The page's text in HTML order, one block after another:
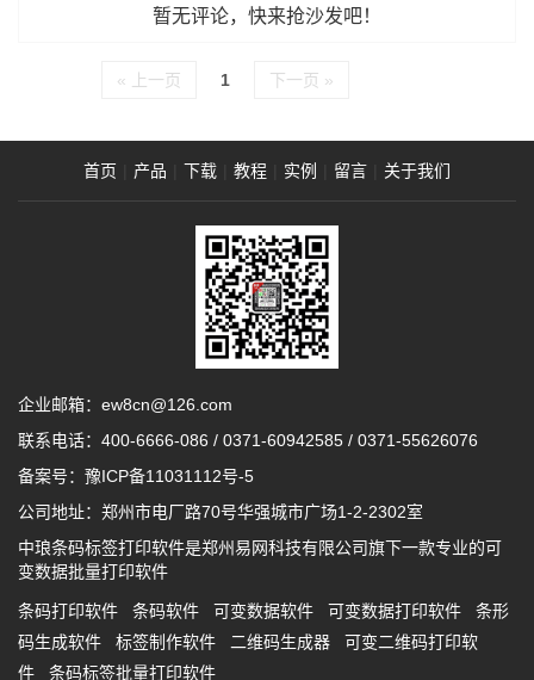
暂无评论，快来抢沙发吧！
« 上一页 1 下一页 »
首页 产品 下载 教程 实例 留言 关于我们
企业邮箱：ew8cn@126.com
联系电话： 400-6666-086 / 0371-60942585 / 0371-55626076
备案号： 豫ICP备11031112号-5
公司地址：郑州市电厂路70号华强城市广场1-2-2302室
中琅条码标签打印软件是郑州易网科技有限公司旗下一款专业的可
变数据批量打印软件
条码打印软件 条码软件 可变数据软件 可变数据打印软件
条形
码生成软件
标签制作软件 二维码生成器
可变二维码打印软
件
条码标签批量打印软件